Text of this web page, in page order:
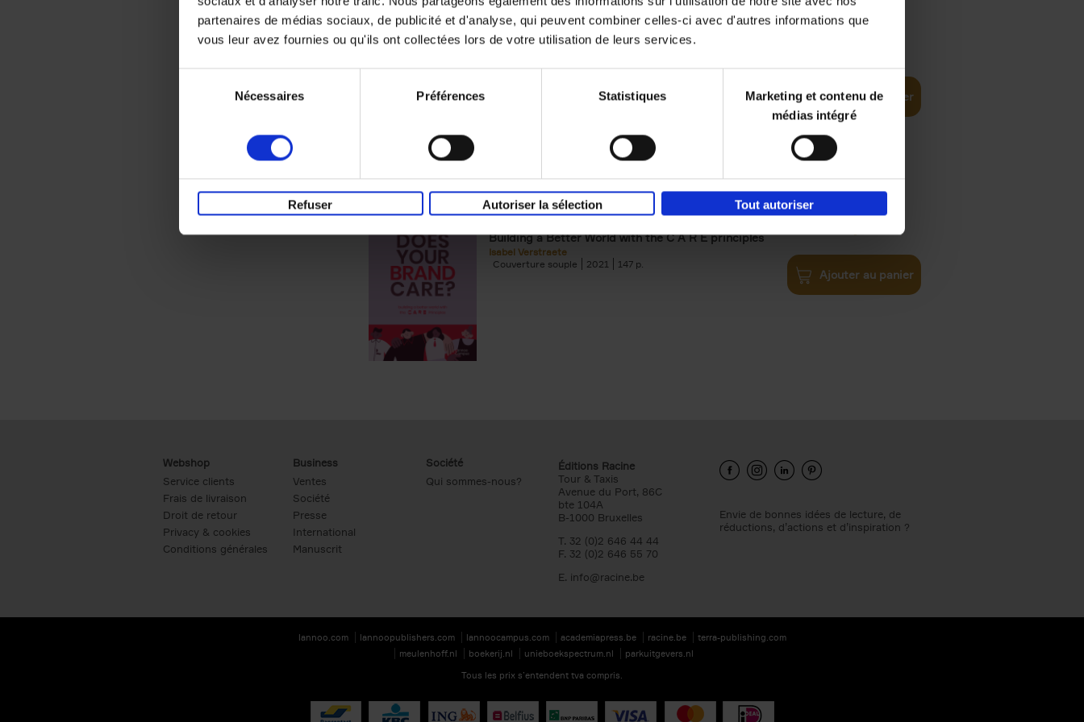
partenaires de médias sociaux, de publicité et d'analyse, qui peuvent combiner celles-ci avec d'autres informations que
vous leur avez fournies ou qu'ils ont collectées lors de votre utilisation de leurs services.
Nécessaires Préférences Statistiques
Marketing et contenu de
médias intégré
Refuser Autoriser la sélection Tout autoriser
Digital marketing like a PRO -
completely revised edition
Ajouter au panier
Does Your Brand Care?
Building a Better World with the C A R E principles
Isabel Verstraete
Couverture souple
2021 147
€34,99
Ajouter au panier
Webshop
Service clients
Frais de livraison
Droit de retour
Privacy & cookies
Conditions générales
Business
Ventes
Société
Presse
International
Manuscrit
Société
Qui sommes-nous?
Éditions Racine
Tour & Taxis
Avenue du Port, 86C
bte 104A
B-1000 Bruxelles
T. 32 (0)2 646 44 44
F. 32 (0)2 646 55 70
E. info@racine.be
Envie de bonnes idées de lecture, de
réductions, d’actions et d’inspiration ?
lannoo.com lannoopublishers.com lannoocampus.com academiapress.be racine.be
terra-publishing.com
meulenhoff.nl
boekerij.nl unieboekspectrum.nl
parkuitgevers.nl
Tous les prix s’entendent tva compris.